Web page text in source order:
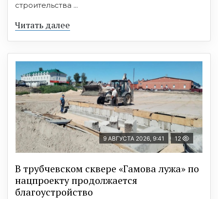
строительства ...
Читать далее
9 АВГУСТА 2026, 9:41 12
В трубчевском сквере «Гамова лужа» по
нацпроекту продолжается
благоустройство